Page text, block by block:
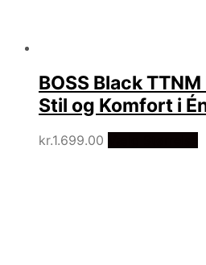
BOSS Black
Stil og Komfort i
kr.1.699.00